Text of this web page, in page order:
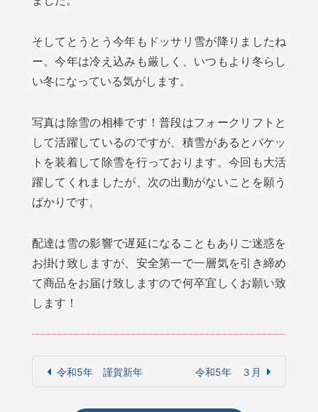
そしてとうとう今年もドッサリ雪が降りましたね
ー。今年は冷え込みも厳しく、いつもより冬らし
い冬になっている気がします。
写真は除雪の相棒です！普段はフォークリフトと
して活躍しているのですが、積雪があるとバケッ
トを装着して除雪を行っております。今回も大活
躍してくれましたが、次の出動がないことを願う
ばかりです。
配達は雪の影響で遅延になることもありご迷惑を
お掛け致しますが、安全第一で一層気を引き締め
て商品をお届け致しますので何卒宜しくお願い致
します！
令和5年 謹賀新年 令和5年 ３月